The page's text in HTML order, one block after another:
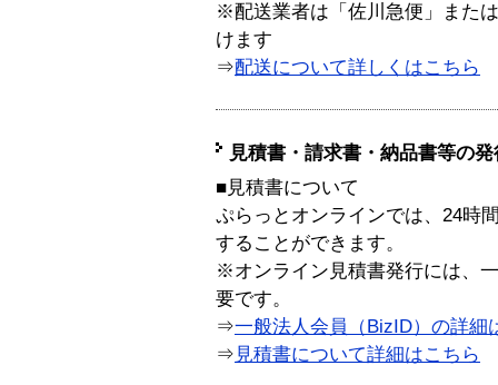
※配送業者は「佐川急便」また
けます
⇒配送について詳しくはこちら
見積書・請求書・納品書等の
■見積書について
ぷらっとオンラインでは、24時
することができます。
※オンライン見積書発行には、
要です。
⇒一般法人会員（BizID）の詳細
⇒ 見積書について詳細はこちら